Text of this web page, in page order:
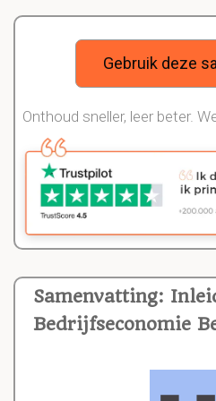
Samenvatting:
Bedrijfseconomie
Gebruik deze
Onthoud sneller, leer beter.